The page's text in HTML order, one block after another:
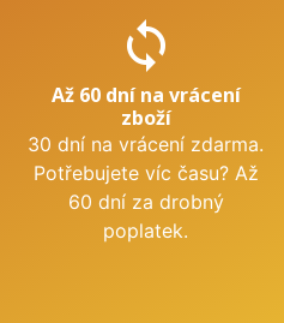
sync
Až 60 dní na vrácení
zboží
30 dní na vrácení zdarma.
Potřebujete víc času? Až
60 dní za drobný
poplatek.